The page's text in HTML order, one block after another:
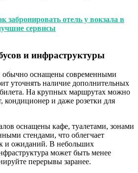
забронировать отель у вокзала в
сервисы
и инфраструктуры
обычно оснащены современными
уточнять наличие дополнительных
На крупных маршрутах можно
кондиционер и даже розетки для
оснащены кафе, туалетами, зонами
стендами, что облегчает
и ожиданий. В небольших
может быть менее
перерывы заранее.